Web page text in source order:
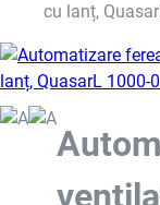
cu lanț,